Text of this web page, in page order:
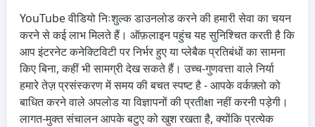
YouTube वीडियो निःशुल्क डाउनलोड करने की हमारी सेवा का चयन
करने से कई लाभ मिलते हैं। ऑफ़लाइन पहुंच यह सुनिश्चित करती है कि
आप इंटरनेट कनेक्टिविटी पर निर्भर हुए या प्लेबैक प्रतिबंधों का सामना
किए बिना, कहीं भी सामग्री देख सकते हैं। उच्च-गुणवत्ता वाले निर्या
हमारे तेज़ प्रसंस्करण में समय की बचत स्पष्ट है - आपके वर्कफ़्लो को
बाधित करने वाले अपलोड या विज्ञापनों की प्रतीक्षा नहीं करनी पड़ेगी।
लागत-मुक्त संचालन आपके बटुए को खुश रखता है, क्योंकि प्रत्येक